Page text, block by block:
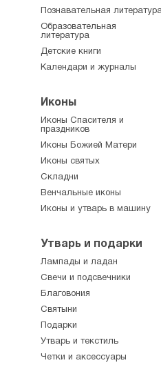
Познавательная
Образовательная
литература
Детские книги
Календари и журналы
Иконы
Иконы Спасителя и
праздников
Иконы Божией Матери
Иконы святых
Складни
Венчальные иконы
Иконы и утварь в машину
Утварь и подарки
Лампады и ладан
Свечи и подсвечники
Благовония
Святыни
Подарки
Утварь и текстиль
Четки и аксессуары